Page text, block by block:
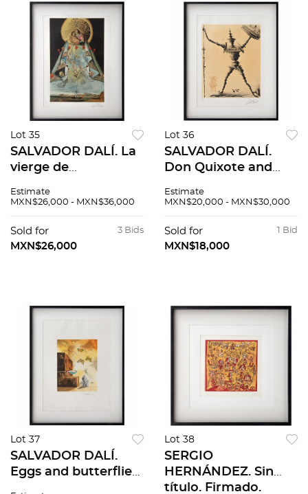
Lot 35
SALVADOR DALÍ. La
vierge de
Firmada, Litografía
medidas totales
Estimate
MXN$26,000 - MXN$36,000
3 Bids
Sold for
MXN$26,000
Lot 36
SALVADOR DALÍ.
Don Quixote and
Firmada a lápiz y en
243 / 300. 73 x 55 cm
medidas totales.
Estimate
MXN$20,000 - MXN$30,000
1 Bid
Sold for
MXN$18,000
Lot 37
SALVADOR DALÍ.
Eggs and butterflies.
Lot 38
SERGIO
HERNÁNDEZ. Sin
título. Firmado.